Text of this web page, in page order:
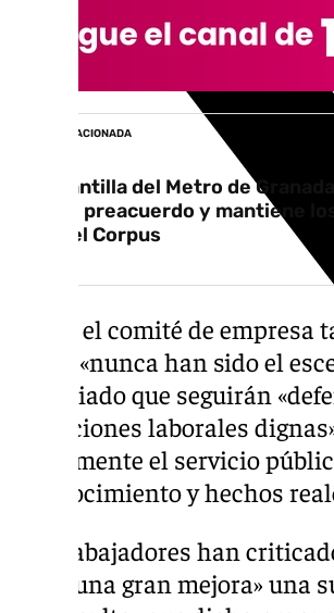
NOTICIA RELACIONADA
La plantilla del Metro de Granada
‘no’ al preacuerdo y mantiene
para el Corpus
Desde el comité de empresa
metro «nunca han sido el
anunciado que seguirán
condiciones laborales
diariamente el servicio
reconocimiento y hechos
Los trabajadores han
como una gran mejora» una